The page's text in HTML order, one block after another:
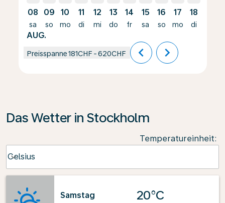
08
sa
AUG.
09
so
10
mo
11
di
12
mi
13
do
14
fr
15
sa
16
so
17
mo
18
di
Preisspanne181CHF -620CHF chevron_left chevron_right
Das Wetter in Stockholm
Temperatureinheit:
Celsius
keyboard_arrow_down
Samstag
20°C